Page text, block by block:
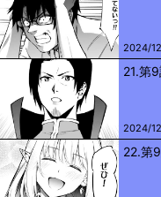
2024/
21.第
2024/
22.第